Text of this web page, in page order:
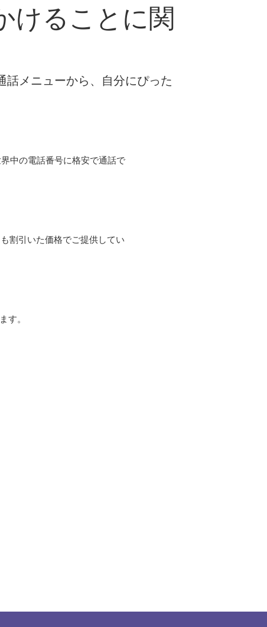
けることに関
メニューから、自分にぴった
中の電話番号に格安で通話で
割引いた価格でご提供してい
す。